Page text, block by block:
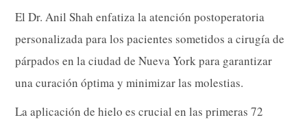
El Dr. Anil Shah enfatiza la atención postoperatoria
personalizada para los pacientes sometidos a cirugía de
párpados en la ciudad de Nueva York para garantizar
una curación óptima y minimizar las molestias.
La aplicación de hielo es crucial en las primeras 72